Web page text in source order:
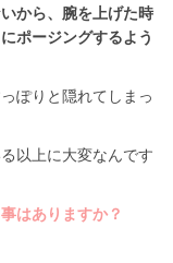
から、腕を上げた時
ポージングするよう
ぽりと隠れてしまっ
以上に大変なんです
はありますか？